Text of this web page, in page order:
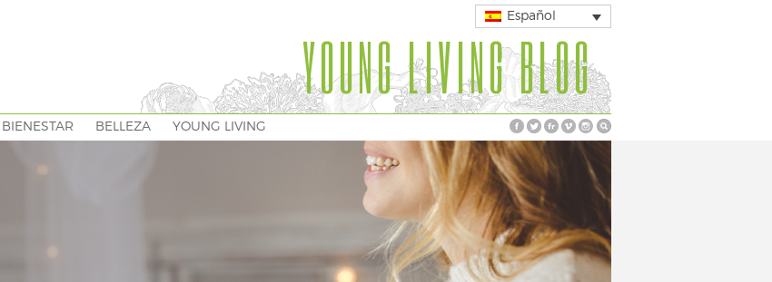
Español
YOUNG LIVING BLOG
BIENESTAR BELLEZA YOUNG LIVING